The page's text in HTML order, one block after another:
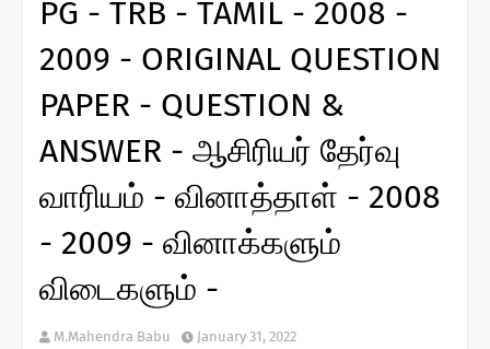
PG - TRB - TAMIL - 2008 -
2009 - ORIGINAL QUESTION
PAPER - QUESTION &
ANSWER - ஆசிரியர் தேர்வு
வாரியம் - வினாத்தாள் - 2008
- 2009 - வினாக்களும்
விடைகளும் -
M.Mahendra Babu January 31, 2022